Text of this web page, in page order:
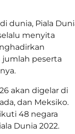
dunia, Piala
menyita
peserta
akan digelar di
dan Meksiko.
48 negara
Dunia 2022.